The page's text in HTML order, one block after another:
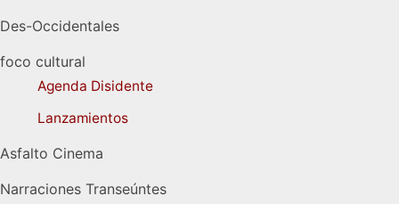
Des-Occidentales
foco cultural
Agenda Disidente
Lanzamientos
Asfalto Cinema
Narraciones Transeúntes